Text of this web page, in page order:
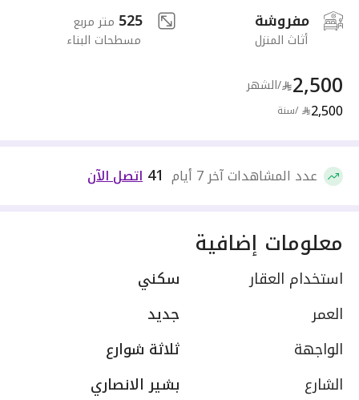
مفروشة
أثاث المنزل
525 متر مربع
مسطحات البناء
2,500 /الشهر
2,500 /سنة
عدد المشاهدات آخر 7 أيام 41 اتصل الآن
معلومات إضافية
استخدام العقار
سكني
العمر
جديد
الواجهة
ثلاثة شوارع
الشارع
بشير الانصاري